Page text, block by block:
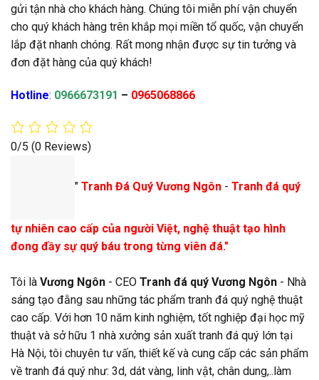
gửi tận nhà cho khách hàng. Chúng tôi miễn phí vận chuyển
cho quý khách hàng trên khắp mọi miền tổ quốc, vận chuyển
lắp đặt nhanh chóng. Rất mong nhận được sự tin tưởng và
đơn đặt hàng của quý khách!
Hotline: 0966673191 – 0965068866
0/5 (0 Reviews)
" Tranh Đá Quý Vương Ngôn - Tranh đá quý
tự nhiên cao cấp của người Việt, nghệ thuật tạo hình
đong đầy sự quý báu trong từng viên đá."
Tôi là Vương Ngôn - CEO Tranh đá quý Vương Ngôn - Nhà
sáng tạo đằng sau những tác phẩm tranh đá quý nghệ thuật
cao cấp. Với hơn 10 năm kinh nghiệm, tốt nghiệp đại học mỹ
thuật và sở hữu 1 nhà xưởng sản xuất tranh đá quý lớn tại
Hà Nội, tôi chuyên tư vấn, thiết kế và cung cấp các sản phẩm
về tranh đá quý như: 3d, dát vàng, linh vật, chân dung,..làm